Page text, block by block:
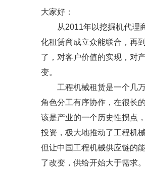
大家好：
从2011年以挖掘机代理
化租赁商成立众能联合，再到
了，对客户价值的实现，对
变。
工程机械租赁是一个几
角色分工有序协作，在很长
该是产业的一个历史性拐点
投资，极大地推动了工程机
但让中国工程机械供应链的
了改变，供给开始大于需求。